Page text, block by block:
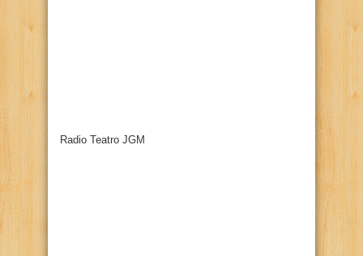
Radio Teatro JGM